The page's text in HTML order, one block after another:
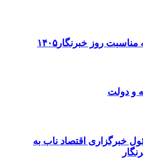
روز خبرنگار۱۴۰۵
و دولت
خبرگزاری اقتصاد ناب به